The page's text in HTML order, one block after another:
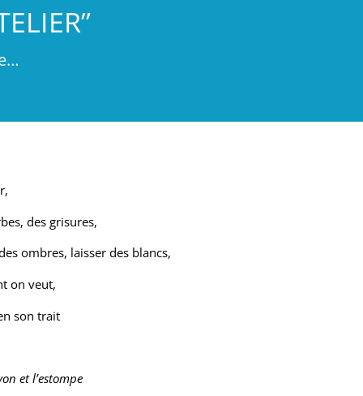
des grisures,
ombres, laisser des blancs,
on veut,
son trait
et l’estompe